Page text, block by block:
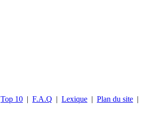
Top 10 | F.A.Q | Lexique | Plan du site |